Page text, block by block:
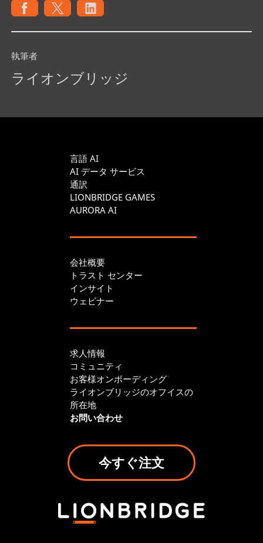
執筆者
ライオンブリッジ
言語 AI
AI データ サービス
通訳
LIONBRIDGE GAMES
AURORA AI
会社概要
トラスト センター
インサイト
ウェビナー
求人情報
コミュニティ
お客様オンボーディング
ライオンブリッジのオフイスの
所在地
お問い合わせ
今すぐ注文